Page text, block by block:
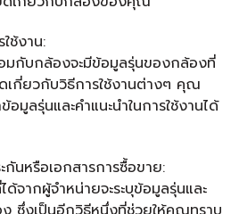
ช้งาน:
มกับกล้องจะมีข้อมูลรุ่นของกล้องที่
เกี่ยวกับวิธีการใช้งานต่างๆ คุณ
มูลรุ่นและคำแนะนำในการใช้งานได้
กันหรือเอกสารการซื้อขาย:
ด้จากผู้จำหน่ายจะระบุข้อมูลรุ่นและ